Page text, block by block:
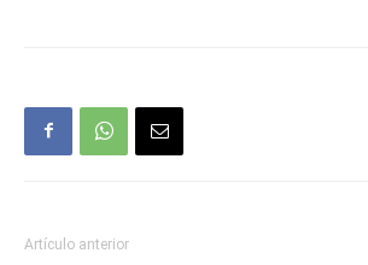
Artículo anterior